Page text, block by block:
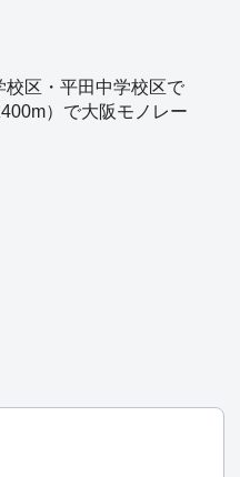
校区・平田中学校区で
）で大阪モノレー